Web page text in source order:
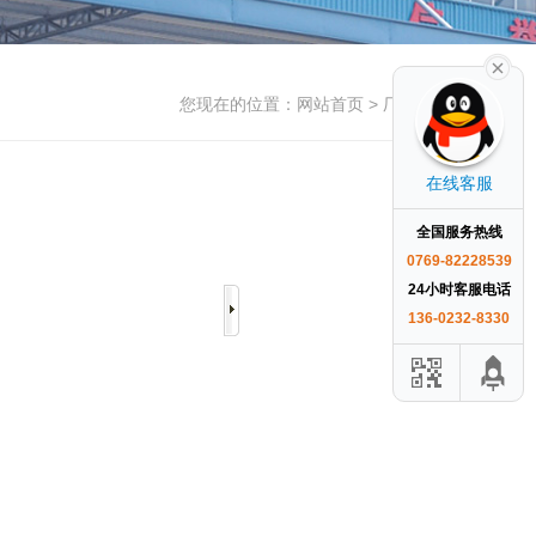
您现在的位置： 网站首页 > 厂房车间
在线客服
全国服务热线
0769-82228539
24小时客服电话
136-0232-8330